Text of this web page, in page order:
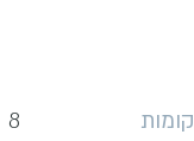
קומות
8